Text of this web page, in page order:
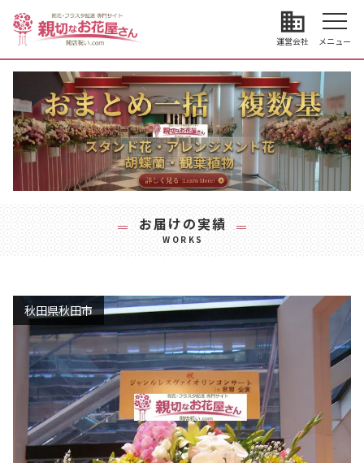
business
運営会社 メニュー
お届けの実績
WORKS
秋田県秋田市